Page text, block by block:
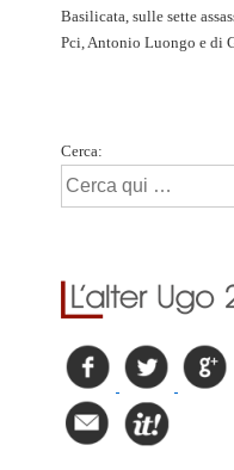
Basilicata, sulle sette
Pci, Antonio Luongo e di
Cerca: